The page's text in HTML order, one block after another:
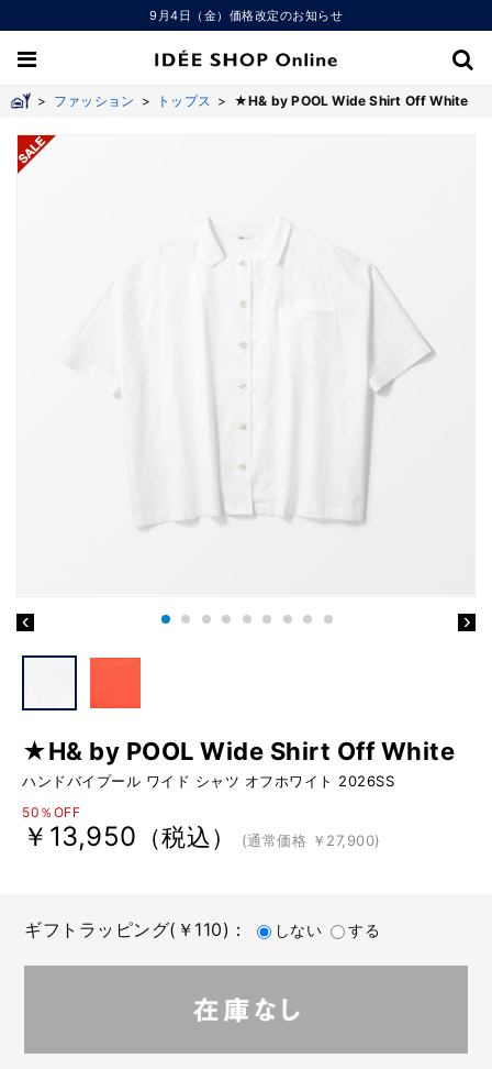
9月4日（金）価格改定のお知らせ
> ファッション > トップス > ★H& by POOL Wide Shirt Off White
★H& by POOL Wide Shirt Off White
ハンドバイプール ワイド シャツ オフホワイト 2026SS
50％OFF
￥13,950 （税込） (通常価格 ￥27,900)
ギフトラッピング(￥110)： しない する